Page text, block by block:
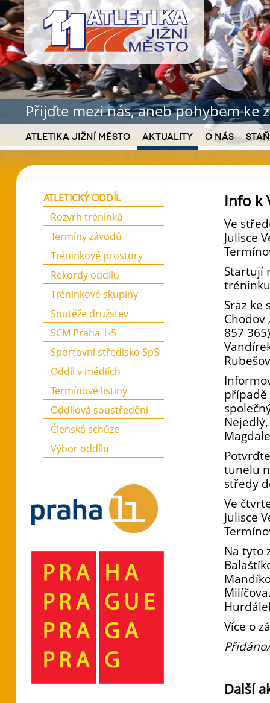
Přijďte mezi nás, aneb pohybem ke
Atletika Jižní Město Aktuality O nás
Info k
Ve
Julisce
Startují
Sraz ke
Chodov
857
případě
tunelu
středy
Ve
Julisce
Na tyto
Více o
Další
ATLETICKÝ ODDÍL
Rozvrh tréninků
Termíny závodů
Tréninkové prostory
Rekordy oddílu
Tréninkové skupiny
Soutěže družstev
SCM Praha 1-5
Sportovní středisko SpS
Oddíl v médiích
Termínové listiny
Oddílová soustředění
Členská schůze
Výbor oddílu